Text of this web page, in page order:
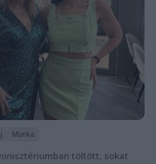
Munka
töltött, sokat